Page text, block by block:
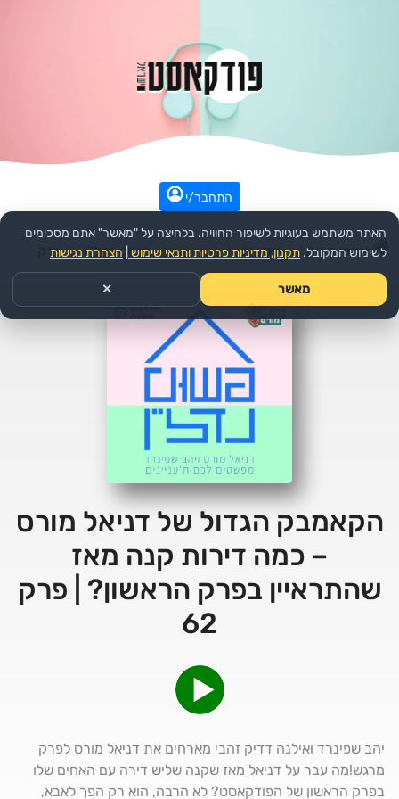
התחבר/י
עמוד הבית >> עסקים >>הפודקאסט: פשוט נדל"ן >>פרק
הקאמבק הגדול של דניאל מורס
– כמה דירות קנה מאז
שהתראיין בפרק הראשון? | פרק
62
יהב שפינרד ואילנה דדיק זהבי מארחים את דניאל מורס לפרק
מרגש!מה עבר על דניאל מאז שקנה שליש דירה עם האחים שלו
בפרק הראשון של הפודקאסט? לא הרבה, הוא רק הפך לאבא,
האתר משתמש בעוגיות לשיפור החוויה. בלחיצה על "מאשר" אתם מסכימים
לשימוש המקובל. תקנון, מדיניות פרטיות ותנאי שימוש הצהרת נגישות
מאשר ✕